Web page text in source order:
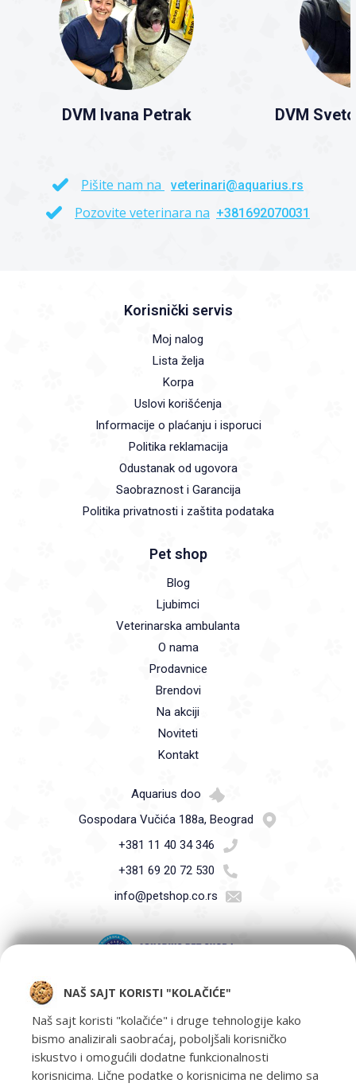
DVM Ivana Petrak DVM
Pišite nam na veterinari@aquarius.rs
Pozovite veterinara na +381692070031
Korisnički servis
Moj nalog
Lista želja
Korpa
Uslovi korišćenja
Informacije o plaćanju i isporuci
Politika reklamacija
Odustanak od ugovora
Saobraznost i Garancija
Politika privatnosti i zaštita podataka
Pet shop
Blog
Ljubimci
Veterinarska ambulanta
O nama
Prodavnice
Brendovi
Na akciji
Noviteti
Kontakt
Aquarius doo
Gospodara Vučića 188a, Beograd
+381 11 40 34 346
+381 69 20 72 530
info@petshop.co.rs
Pet Shop Aquarius - Vaši ljubimci zaslužuju samo najbolje -
oprema za kućne ljubimce i hrana za kućne ljubimce Beograd.
NAŠ SAJT KORISTI "KOLAČIĆE"
Naš sajt koristi "kolačiće" i druge tehnologije kako
bismo analizirali saobraćaj, poboljšali korisničko
iskustvo i omogućili dodatne funkcionalnosti
korisnicima. Lične podatke o korisnicima ne delimo sa